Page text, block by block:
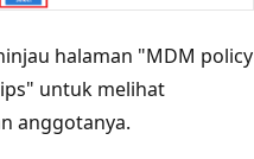
halaman "MDM policy
untuk melihat
anggotanya.